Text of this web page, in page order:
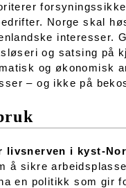
Norge skal
interesser.
og satsing på
og økonomisk
– og ikke på
livsnerven i kyst-
å sikre
en politikk som gir